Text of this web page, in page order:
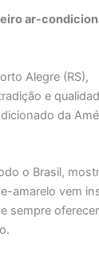
ar-
Alegre (RS),
e
da
o Brasil,
amarelo vem
sempre